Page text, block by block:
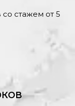
стажем от 5